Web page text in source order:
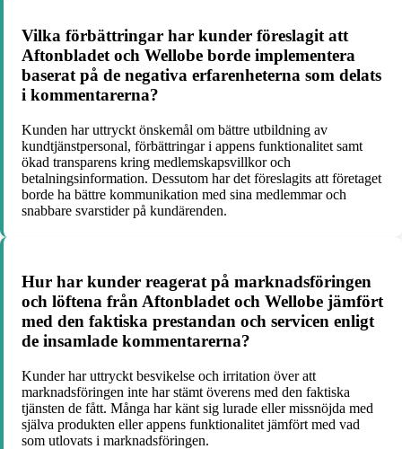
Vilka förbättringar har kunder föreslagit att
Aftonbladet och Wellobe borde implementera
baserat på de negativa erfarenheterna som delats
i kommentarerna?
Kunden har uttryckt önskemål om bättre utbildning av
kundtjänstpersonal, förbättringar i appens funktionalitet samt
ökad transparens kring medlemskapsvillkor och
betalningsinformation. Dessutom har det föreslagits att företaget
borde ha bättre kommunikation med sina medlemmar och
snabbare svarstider på kundärenden.
Hur har kunder reagerat på marknadsföringen
och löftena från Aftonbladet och Wellobe jämfört
med den faktiska prestandan och servicen enligt
de insamlade kommentarerna?
Kunder har uttryckt besvikelse och irritation över att
marknadsföringen inte har stämt överens med den faktiska
tjänsten de fått. Många har känt sig lurade eller missnöjda med
själva produkten eller appens funktionalitet jämfört med vad
som utlovats i marknadsföringen.